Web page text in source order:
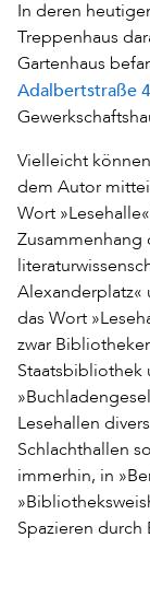
In deren
Treppenhaus
Gartenhaus
Adalbertstraße 4
Vielleicht
dem Autor
Wort
Zusammenhang
Alexanderplatz«
das Wort
zwar
Staatsbibliothek
Lesehallen
Schlachthallen
immerhin, in
Spazieren durch